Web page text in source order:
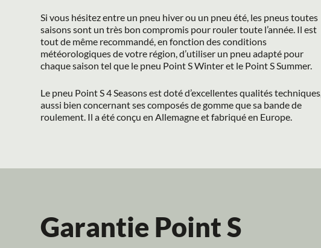
Si vous hésitez entre un pneu hiver ou un pneu été, les pneus toutes
saisons sont un très bon compromis pour rouler toute l’année. Il est
tout de même recommandé, en fonction des conditions
météorologiques de votre région, d’utiliser un pneu adapté pour
chaque saison tel que le pneu Point S Winter et le Point S Summer.
Le pneu Point S 4 Seasons est doté d’excellentes qualités techniques,
aussi bien concernant ses composés de gomme que sa bande de
roulement. Il a été conçu en Allemagne et fabriqué en Europe.
Garantie Point S